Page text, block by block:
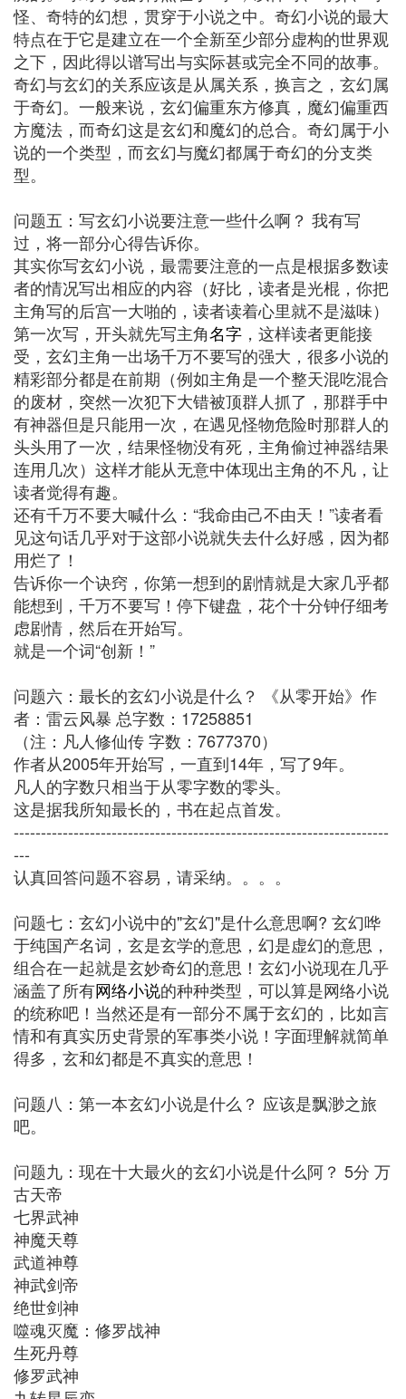
怪、奇特的幻想，贯穿于小说之中。奇幻小说的最大
特点在于它是建立在一个全新至少部分虚构的世界观
之下，因此得以谱写出与实际甚或完全不同的故事。
奇幻与玄幻的关系应该是从属关系，换言之，玄幻属
于奇幻。一般来说，玄幻偏重东方修真，魔幻偏重西
方魔法，而奇幻这是玄幻和魔幻的总合。奇幻属于小
说的一个类型，而玄幻与魔幻都属于奇幻的分支类
型。
问题五：写玄幻小说要注意一些什么啊？ 我有写
过，将一部分心得告诉你。
其实你写玄幻小说，最需要注意的一点是根据多数读
者的情况写出相应的内容（好比，读者是光棍，你把
主角写的后宫一大啪的，读者读着心里就不是滋味）
第一次写，开头就先写主角名字 ，这样读者更能接
受，玄幻主角一出场千万不要写的强大，很多小说的
精彩部分都是在前期（例如主角是一个整天混吃混合
的废材，突然一次犯下大错被顶群人抓了，那群手中
有神器但是只能用一次，在遇见怪物危险时那群人的
头头用了一次，结果怪物没有死，主角偷过神器结果
连用几次）这样才能从无意中体现出主角的不凡，让
读者觉得有趣。
还有千万不要大喊什么：“我命由己不由天！”读者看
见这句话几乎对于这部小说就失去什么好感，因为都
用烂了！
告诉你一个诀窍，你第一想到的剧情就是大家几乎都
能想到，千万不要写！停下键盘，花个十分钟仔细考
虑剧情，然后在开始写。
就是一个词“创新！”
问题六：最长的玄幻小说是什么？ 《从零开始》作
者：雷云风暴 总字数：17258851
（注：凡人修仙传 字数：7677370）
作者从2005年开始写，一直到14年，写了9年。
凡人的字数只相当于从零字数的零头。
这是据我所知最长的，书在起点首发。
---------------------------------------------------------------------
---
认真回答问题不容易，请采纳。。。。
问题七：玄幻小说中的"玄幻"是什么意思啊? 玄幻哗
于纯国产名词，玄是玄学的意思，幻是虚幻的意思，
组合在一起就是玄妙奇幻的意思！玄幻小说现在几乎
涵盖了所有网络小说的种种类型，可以算是网络小说
的统称吧！当然还是有一部分不属于玄幻的，比如言
情和有真实历史背景的军事类小说！字面理解就简单
得多，玄和幻都是不真实的意思！
问题八：第一本玄幻小说是什么？ 应该是飘渺之旅
吧。
问题九：现在十大最火的玄幻小说是什么阿？ 5分 万
古天帝
七界武神
神魔天尊
武道神尊
神武剑帝
绝世剑神
噬魂灭魔：修罗战神
生死丹尊
修罗武神